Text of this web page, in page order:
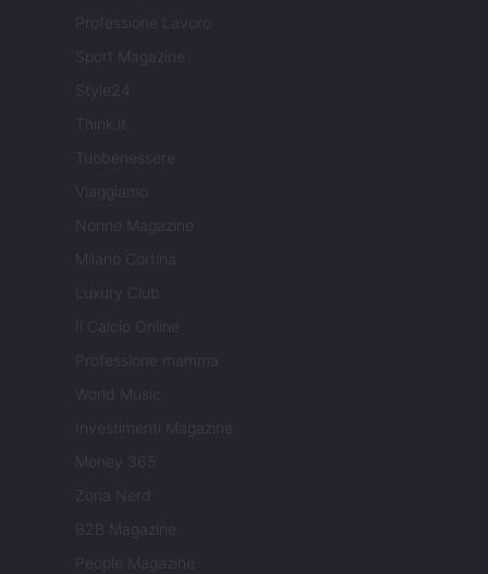
Professione Lavoro
Sport Magazine
Style24
Think.it
Tuobenessere
Viaggiamo
Nonne Magazine
Milano Cortina
Luxury Club
Il Calcio Online
Professione mamma
World Music
Investimenti Magazine
Money 365
Zona Nerd
B2B Magazine
People Magazine